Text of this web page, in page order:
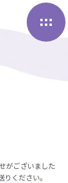
がございました
ください。